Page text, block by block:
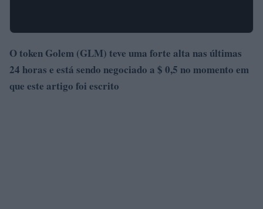
O token Golem (GLM) teve uma forte alta nas últimas
24 horas e está sendo negociado a $ 0,5 no momento em
que este artigo foi escrito